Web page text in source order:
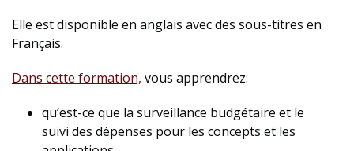
Elle est disponible en anglais avec des sous-titres en
Français.
Dans cette formation, vous apprendrez:
qu’est-ce que la surveillance budgétaire et le
suivi des dépenses pour les concepts et les